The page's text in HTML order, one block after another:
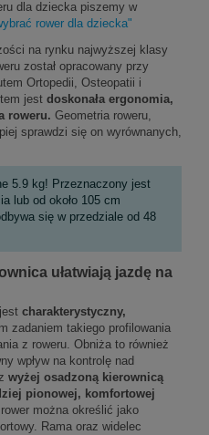
dla dziecka piszemy w
rower dla dziecka"
na rynku najwyższej klasy
został opracowany przy
Ortopedii, Osteopatii i
jest doskonała ergonomia,
roweru. Geometria roweru,
sprawdzi się on wyrównanych,
5.9 kg! Przeznaczony jest
lub od około 105 cm
się w przedziale od 48
ułatwiają jazdę na
charakterystyczny,
zadaniem takiego profilowania
z roweru. Obniża to również
wpływ na kontrolę nad
wyżej osadzoną kierownicą
pionowej, komfortowej
można określić jako
Rama oraz widelec